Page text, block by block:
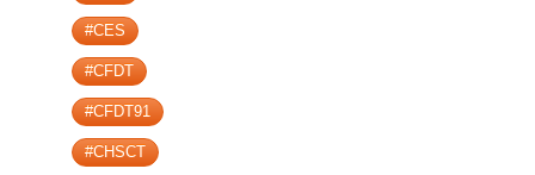
#CES
#CFDT
#CFDT91
#CHSCT